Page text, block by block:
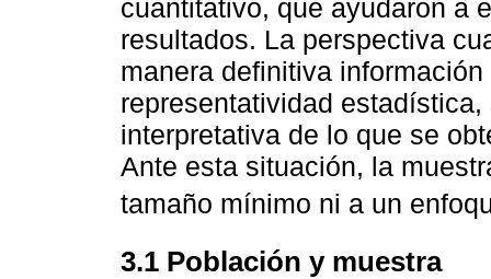
cuantitativo, que ayudaron a
resultados. La perspectiva
manera definitiva
representatividad
interpretativa de lo que se
Ante esta situación, la
tamaño mínimo ni a un
3.1 Población y muestra